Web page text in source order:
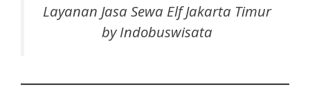
Layanan Jasa Sewa Elf Jakarta Timur
by Indobuswisata